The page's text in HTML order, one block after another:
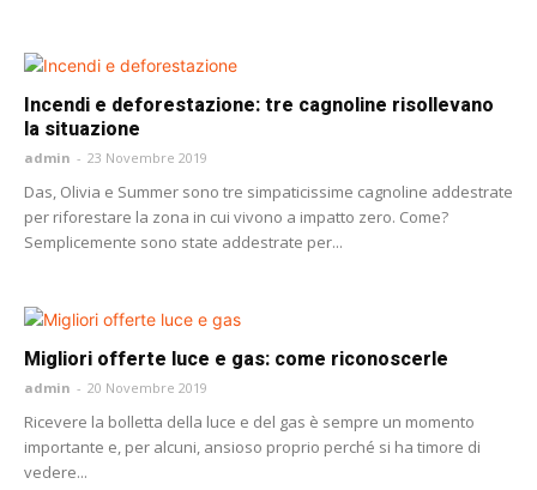
Incendi e deforestazione: tre cagnoline risollevano
la situazione
admin - 23 Novembre 2019
Das, Olivia e Summer sono tre simpaticissime cagnoline addestrate
per riforestare la zona in cui vivono a impatto zero. Come?
Semplicemente sono state addestrate per...
Migliori offerte luce e gas: come riconoscerle
admin - 20 Novembre 2019
Ricevere la bolletta della luce e del gas è sempre un momento
importante e, per alcuni, ansioso proprio perché si ha timore di
vedere...